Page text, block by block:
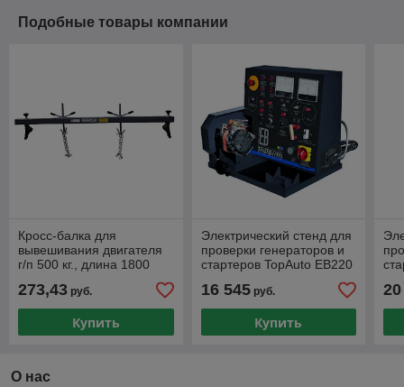
Подобные товары компании
Кросс-балка для
вывешивания двигателя
г/п 500 кг., длина 1800
KRWEB2
273,43 руб.
Купить
Электрический стенд для
проверки генераторов и
стартеров TopAuto EB220
16 545руб.
Купить
О нас